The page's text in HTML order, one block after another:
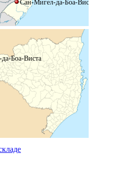
Сан-Мигел-да-Боа-Виста
Боа-Виста